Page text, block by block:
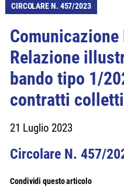
CIRCOLARE N. 457/2023
Comunicazione
Relazione
bando tipo 1/
contratti
21 Luglio 2023
Circolare N. 457/
Condividi questo articolo